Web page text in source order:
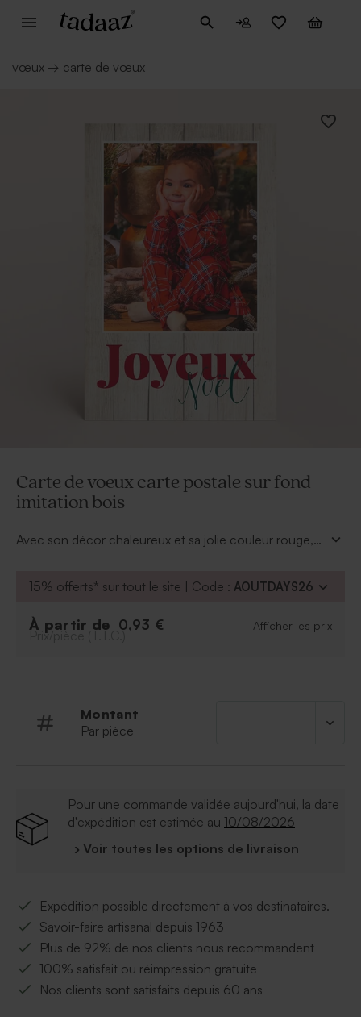
vœux → carte de vœux
Carte de voeux carte postale sur fond
imitation bois
Avec son décor chaleureux et sa jolie couleur rouge,
15% offerts* sur tout le site | Code : AOUTDAYS26
À partir de 0,93 € Afficher les prix
Prix/pièce (T.T.C.)
Montant
Par pièce
Pour une commande validée aujourd'hui, la date
d'expédition est estimée au 10/08/2026
› Voir toutes les options de livraison
Expédition possible directement à vos destinataires.
Savoir-faire artisanal depuis 1963
Plus de 92% de nos clients nous recommandent
100% satisfait ou réimpression gratuite
Nos clients sont satisfaits depuis 60 ans